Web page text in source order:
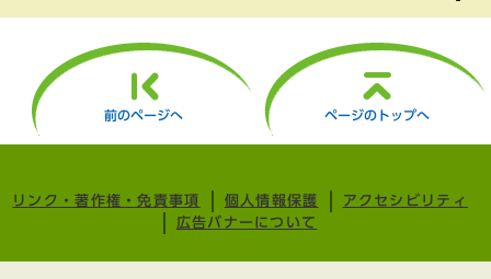
前のページへ ページのトップへ
リンク・著作権・免責事項 個人情報保護
アクセシビリティ
広告バナーについて